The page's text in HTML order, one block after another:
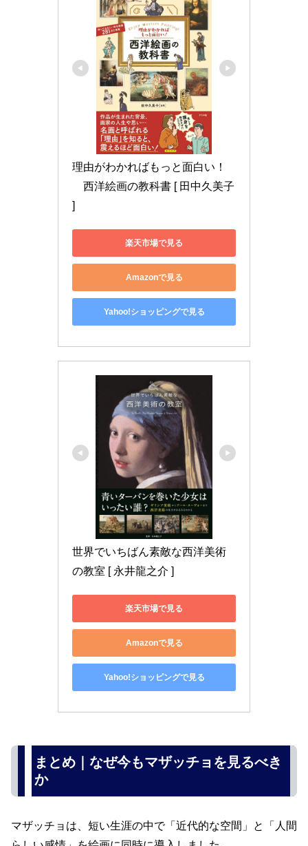
理由がわかればもっと面白い！
西洋絵画の教科書 [ 田中久美子
]
楽天市場で見る
Amazonで見る
Yahoo!ショッピングで見る
世界でいちばん素敵な西洋美術
の教室 [ 永井龍之介 ]
楽天市場で見る
Amazonで見る
Yahoo!ショッピングで見る
まとめ｜なぜ今もマザッチョを見るべき
か
マザッチョは、短い生涯の中で「近代的な空間」と「人間